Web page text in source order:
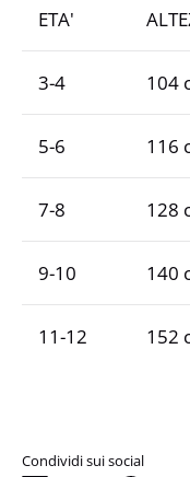
ETA'
3-4 104
5-6 116
7-8 128
9-10 140
11-12 152
Condividi sui social